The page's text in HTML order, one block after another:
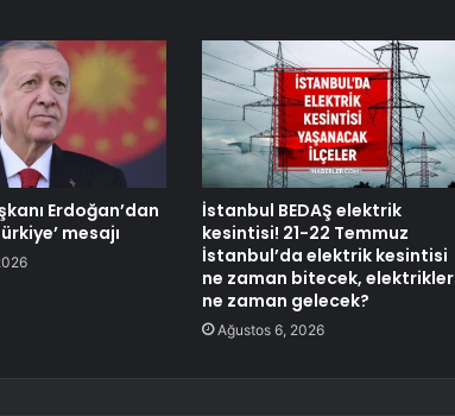
Erdoğan’dan
mesajı
İstanbul BEDAŞ elektrik
kesintisi! 21-22 Temmuz
İstanbul’da elektrik kesintisi
ne zaman bitecek, elektrikler
ne zaman gelecek?
Ağustos 6, 2026